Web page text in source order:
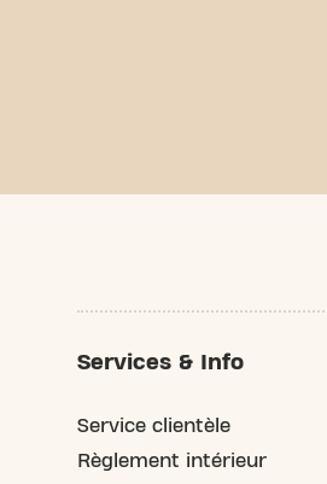
Services & Info
Service clientèle
Règlement intérieur